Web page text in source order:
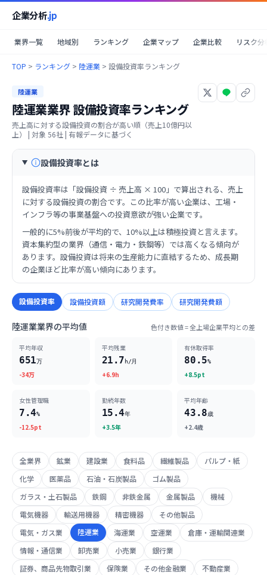
企業分析.jp
業界一覧 地域別 ランキング 企業マップ 企業比較 リスク分
TOP > ランキング > 陸運業 > 設備投資率ランキング
陸運業
陸運業業界設備投資率ランキング
売上高に対する設備投資の割合が高い順（売上10億円以
上）
| 対象 56社 | 有報データに基づく
設備投資率とは
設備投資率は「設備投資 ÷ 売上高 × 100」で算出される、売上
に対する設備投資の割合です。この比率が高い企業は、工場・
インフラ等の事業基盤への投資意欲が強い企業です。
一般的に5%前後が平均的で、10%以上は積極投資と言えます。
資本集約型の業界（通信・電力・鉄鋼等）では高くなる傾向が
あります。設備投資は将来の生産能力に直結するため、成長期
の企業ほど比率が高い傾向にあります。
設備投資率 設備投資額 研究開発費率 研究開発費額
陸運業業界の平均値 色付き数値 = 全上場企業平均との差
平均年収
651万
-34万
平均残業
21.7h/月
+6.9h
有休取得率
80.5%
+8.5pt
女性管理職
7.4%
-12.5pt
勤続年数
15.4年
+3.5年
平均年齢
43.8歳
+2.4歳
全業界 鉱業 建設業 食料品 繊維製品
パルプ・紙
化学
医薬品 石油・石炭製品
ゴム製品
ガラス・土石製品
鉄鋼 非鉄金属 金属製品
機械
電気機器
輸送用機器 精密機器
その他製品
電気・ガス業
陸運業 海運業 空運業
倉庫・運輸関連業
情報・通信業
卸売業 小売業
銀行業
証券、商品先物取引業
保険業 その他金融業
不動産業